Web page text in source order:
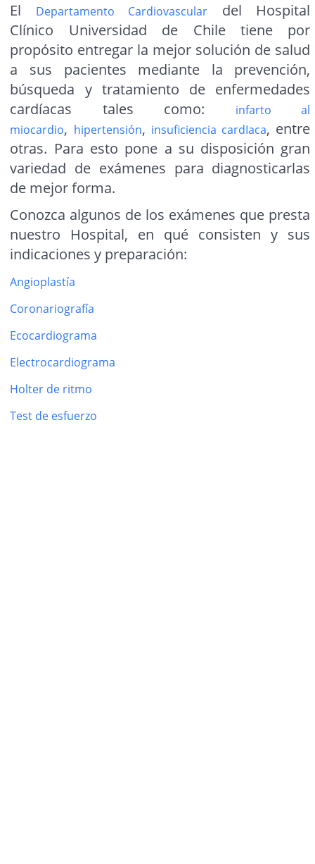
El Departamento Cardiovascular
del Hospital
Clínico Universidad de Chile tiene por
propósito entregar la mejor solución de salud
a sus pacientes mediante la prevención,
búsqueda y tratamiento de enfermedades
cardíacas tales como:
infarto al
miocardio, hipertensión, insuficiencia cardIaca, entre
otras. Para esto pone a su disposición gran
variedad de exámenes para diagnosticarlas
de mejor forma.
Conozca algunos de los exámenes que presta
nuestro Hospital, en qué consisten y sus
indicaciones y preparación:
Angioplastía
Coronariografía
Ecocardiograma
Electrocardiograma
Holter de ritmo
Test de esfuerzo